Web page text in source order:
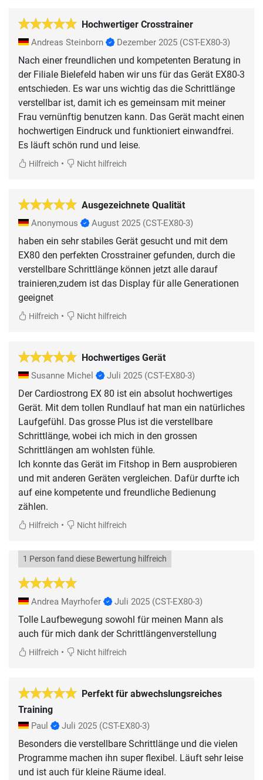
Hochwertiger Crosstrainer
Andreas Steinborn Dezember 2025 (CST-EX80-3)
Nach einer freundlichen und kompetenten Beratung in
der Filiale Bielefeld haben wir uns für das Gerät EX80-3
entschieden. Es war uns wichtig das die Schrittlänge
verstellbar ist, damit ich es gemeinsam mit meiner
Frau vernünftig benutzen kann. Das Gerät macht einen
hochwertigen Eindruck und funktioniert einwandfrei.
Es läuft schön rund und leise.
Hilfreich • Nicht hilfreich
Ausgezeichnete Qualität
Anonymous August 2025 (CST-EX80-3)
haben ein sehr stabiles Gerät gesucht und mit dem
EX80 den perfekten Crosstrainer gefunden, durch die
verstellbare Schrittlänge können jetzt alle darauf
trainieren,zudem ist das Display für alle Generationen
geeignet
Hilfreich • Nicht hilfreich
Hochwertiges Gerät
Susanne Michel Juli 2025 (CST-EX80-3)
Der Cardiostrong EX 80 ist ein absolut hochwertiges
Gerät. Mit dem tollen Rundlauf hat man ein natürliches
Laufgefühl. Das grosse Plus ist die verstellbare
Schrittlänge, wobei ich mich in den grossen
Schrittlängen am wohlsten fühle.
Ich konnte das Gerät im Fitshop in Bern ausprobieren
und mit anderen Geräten vergleichen. Dafür durfte ich
auf eine kompetente und freundliche Bedienung
zählen.
Hilfreich • Nicht hilfreich
1 Person fand diese Bewertung hilfreich
Andrea Mayrhofer Juli 2025 (CST-EX80-3)
Tolle Laufbewegung sowohl für meinen Mann als
auch für mich dank der Schrittlängenverstellung
Hilfreich • Nicht hilfreich
Perfekt für abwechslungsreiches
Training
Paul Juli 2025 (CST-EX80-3)
Besonders die verstellbare Schrittlänge und die vielen
Programme machen ihn super flexibel. Läuft sehr leise
und ist auch für kleine Räume ideal.